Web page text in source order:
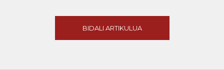
BIDALI ARTIKULUA